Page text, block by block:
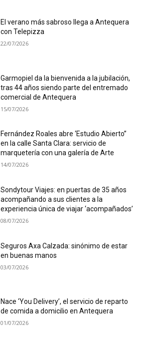
El verano más sabroso llega a Antequera
con Telepizza
22/07/2026
Garmopiel da la bienvenida a la jubilación,
tras 44 años siendo parte del entremado
comercial de Antequera
15/07/2026
Fernández Roales abre ‘Estudio Abierto”
en la calle Santa Clara: servicio de
marquetería con una galería de Arte
14/07/2026
Sondytour Viajes: en puertas de 35 años
acompañando a sus clientes a la
experiencia única de viajar ‘acompañados’
08/07/2026
Seguros Axa Calzada: sinónimo de estar
en buenas manos
03/07/2026
Nace ‘You Delivery’, el servicio de reparto
de comida a domicilio en Antequera
01/07/2026